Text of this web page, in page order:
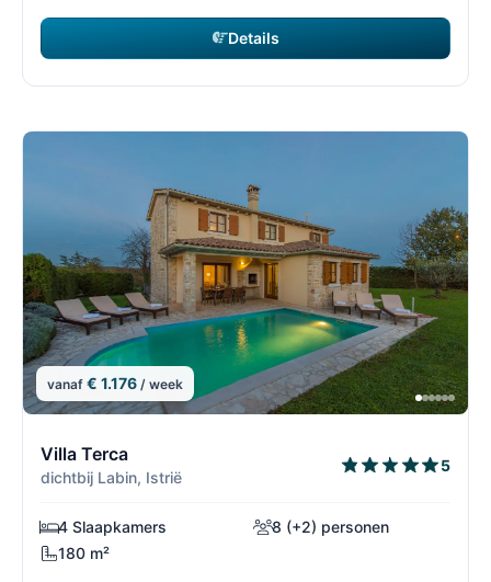
Details
vanaf € 1.176 / week
Villa Terca
dichtbij Labin, Istrië
5
4 Slaapkamers
8 (+2) personen
180 m²